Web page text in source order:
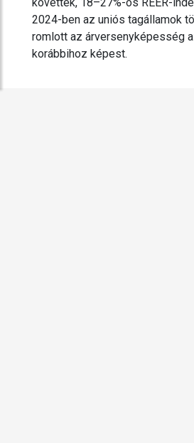
követtek, 18–27%-os REER-
2024-ben az uniós tagállamok
romlott az árversenyképesség
korábbihoz képest.